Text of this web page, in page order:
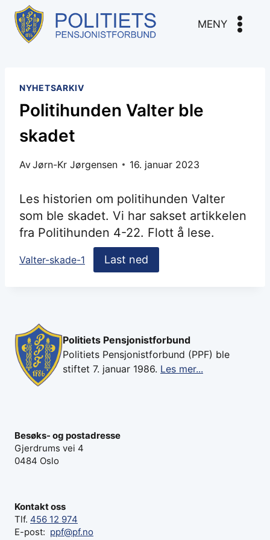
Skip
content
MENY
NYHETSARKIV
Politihunden Valter ble
skadet
AvJørn-Kr Jørgensen 16. januar 2023
Les historien om politihunden Valter
som ble skadet. Vi har sakset artikkelen
fra Politihunden 4-22. Flott å lese.
Valter-skade-1 Last ned
Politiets Pensjonistforbund
Politiets Pensjonistforbund (PPF) ble
stiftet 7. januar 1986. Les mer...
Besøks- og postadresse
Gjerdrums vei 4
0484 Oslo
Kontakt oss
Tlf. 456 12 974
E-post: ppf@pf.no